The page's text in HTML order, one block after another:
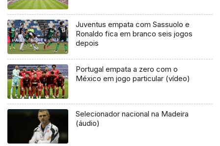
Juventus empata com Sassuolo e
Ronaldo fica em branco seis jogos
depois
Portugal empata a zero com o
México em jogo particular (vídeo)
Selecionador nacional na Madeira
(áudio)